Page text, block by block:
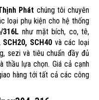
Phát chúng tôi chuyên
loại phụ kiện cho hệ thống
316L như mặt bích, co, tê,
SCH20, SCH40 và các loại
sezi và tiêu chuẩn đầy đủ
thầu lựa chọn. Giá cả cạnh
hàng tới tất cả các công